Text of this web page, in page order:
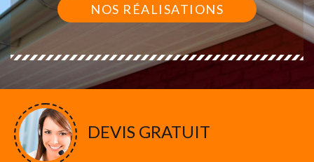
NOS RÉALISATIONS
DEVIS GRATUIT